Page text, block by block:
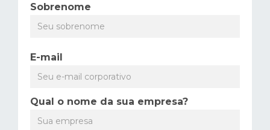
Sobrenome
E-mail
Qual o nome da sua empresa?